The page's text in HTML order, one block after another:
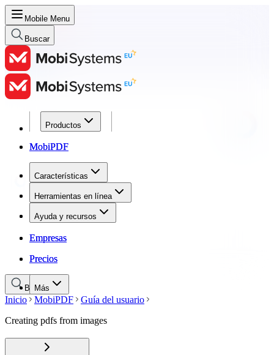
Mobile Menu
Buscar
Productos
MobiPDF
Características
Herramientas en línea
Ayuda y recursos
Empresas
Precios
Más
Productos
MobiPDF
Características
Herramientas en línea
Ayuda y recursos
Empresas
Precios
Buscar
Inicio MobiPDF
Guía del usuario
Creating pdfs from images